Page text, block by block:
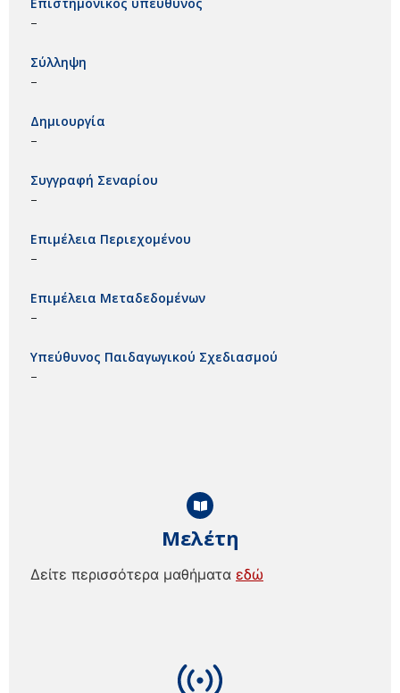
Μελέτη
Δείτε περισσότερα μαθήματα εδώ
Επιστημονικός υπεύθυνος
–
Σύλληψη
–
Δημιουργία
–
Συγγραφή Σεναρίου
–
Επιμέλεια Περιεχομένου
–
Επιμέλεια Μεταδεδομένων
–
Υπεύθυνος Παιδαγωγικού Σχεδιασμού
–